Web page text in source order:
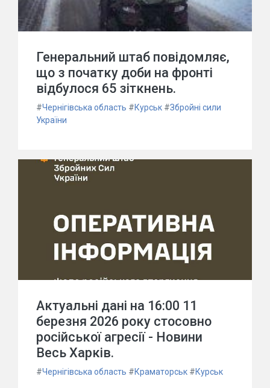
Генеральний штаб повідомляє,
що з початку доби на фронті
відбулося 65 зіткнень.
#Чернігівська область #Курськ #Збройні сили
України
Актуальні дані на 16:00 11
березня 2026 року стосовно
російської агресії - Новини
Весь Харків.
#Чернігівська область #Краматорськ #Курськ